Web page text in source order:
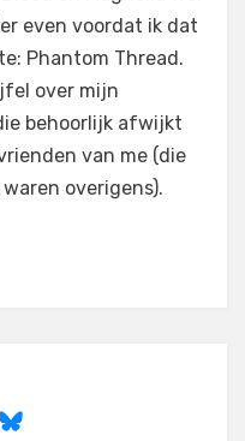
even voordat ik dat
Phantom Thread.
over mijn
behoorlijk afwijkt
van me (die
overigens).